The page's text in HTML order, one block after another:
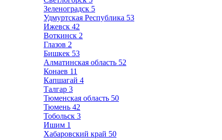
Зеленоградск 5
Удмуртская Республика 53
Ижевск 42
Воткинск 2
Глазов 2
Бишкек 53
Алматинская область 52
Конаев 11
Капшагай 4
Талгар 3
Тюменская область 50
Тюмень 42
Тобольск 3
Ишим 1
Хабаровский край 50